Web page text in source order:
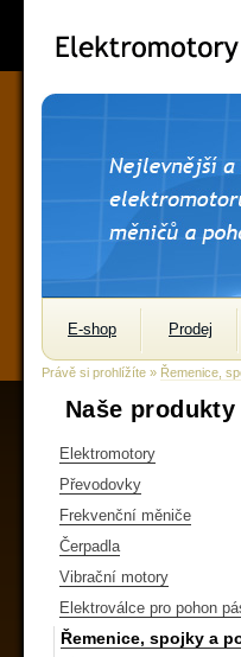
E-shop Prodej
Právě si prohlížíte » Řemenice,
Naše produkty
Elektromotory
Převodovky
Frekvenční měniče
Čerpadla
Vibrační motory
Elektroválce pro pohon
Řemenice, spojky a